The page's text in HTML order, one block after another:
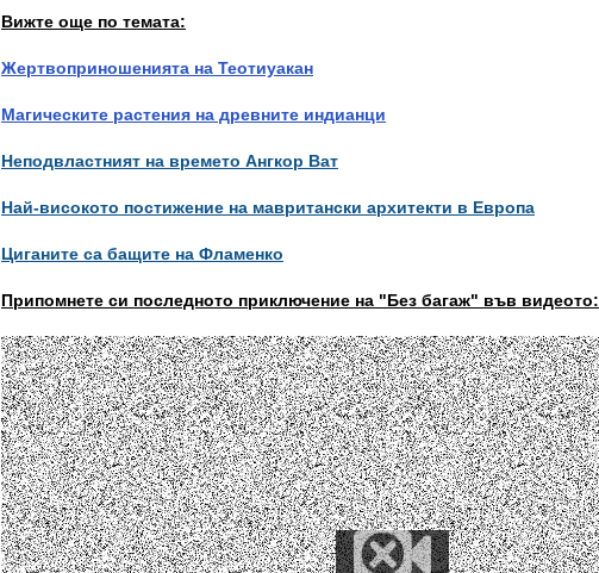
Вижте още по темата:
Жертвоприношенията на Теотиуакан
Магическите растения на древните индианци
Неподвластният на времето Ангкор Ват
Най-високото постижение на мавритански архитекти в Европа
Циганите са бащите на Фламенко
Припомнете си последното приключение на "Без багаж" във видеото: